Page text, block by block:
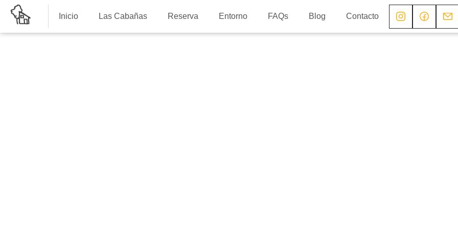
Inicio Las Cabañas Reserva Entorno FAQs Blog Contacto